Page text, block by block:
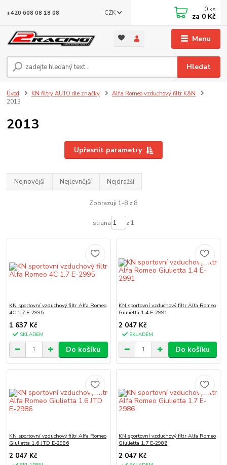
Menu
CZK
Hledat
+420 608 08 18 08 0 ks
za 0 Kč
Úvod KN filtry AUTO dle značky
Alfa Romeo vzduchový filtr K&N
2013
2013
Upřesnit parametry
Nejnovější Nejlevnější Nejdražší
Zobrazuji 1-8 z 8
strana z 1
KN sportovní vzduchový filtr Alfa Romeo
4C 1.7 E-2995
1 637 Kč
SKLADEM
Do košíku
KN sportovní vzduchový filtr Alfa Romeo
Giulietta 1.4 E-2991
2 047 Kč
SKLADEM
Do košíku
KN sportovní vzduchový filtr Alfa Romeo
Giulietta 1.6 JTD E-2986
2 047 Kč
KN sportovní vzduchový filtr Alfa Romeo
Giulietta 1.7 E-2986
2 047 Kč